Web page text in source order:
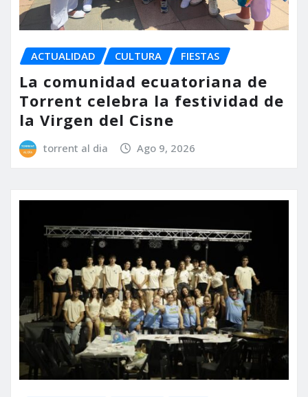
ACTUALIDAD CULTURA FIESTAS
La comunidad ecuatoriana de
Torrent celebra la festividad de
la Virgen del Cisne
torrent al dia Ago 9, 2026